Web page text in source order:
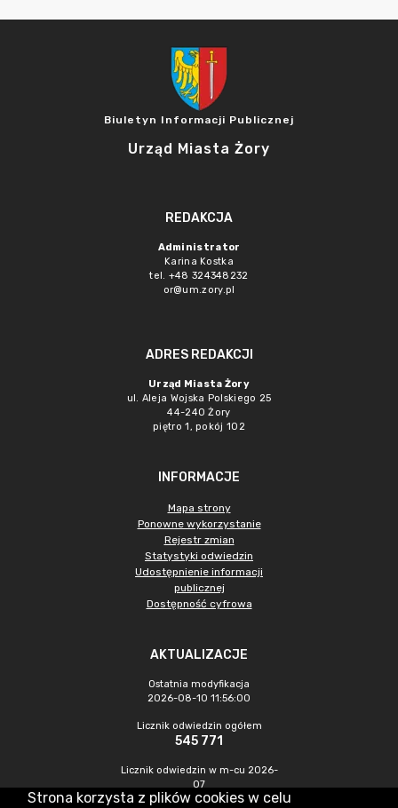
Biuletyn Informacji Publicznej
Urząd Miasta Żory
REDAKCJA
Administrator
Karina Kostka
tel. +48 324348232
or@um.zory.pl
ADRES REDAKCJI
Urząd Miasta Żory
ul. Aleja Wojska Polskiego 25
44-240 Żory
piętro 1, pokój 102
INFORMACJE
Mapa strony
Ponowne wykorzystanie
Rejestr zmian
Statystyki odwiedzin
Udostępnienie informacji
publicznej
Dostępność cyfrowa
AKTUALIZACJE
Ostatnia modyfikacja
2026-08-10 11:56:00
Licznik odwiedzin ogółem
545 771
Licznik odwiedzin w m-cu 2026-
07
1 787
Strona korzysta z plików cookies w celu